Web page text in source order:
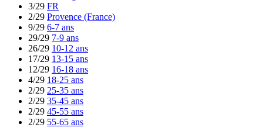
3/29 FR
2/29 Provence (France)
9/29 6-7 ans
29/29 7-9 ans
26/29 10-12 ans
17/29 13-15 ans
12/29 16-18 ans
4/29 18-25 ans
2/29 25-35 ans
2/29 35-45 ans
2/29 45-55 ans
2/29 55-65 ans